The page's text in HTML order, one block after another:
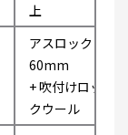
上
アスロック
60mm
+ 吹付けロッ
クウール